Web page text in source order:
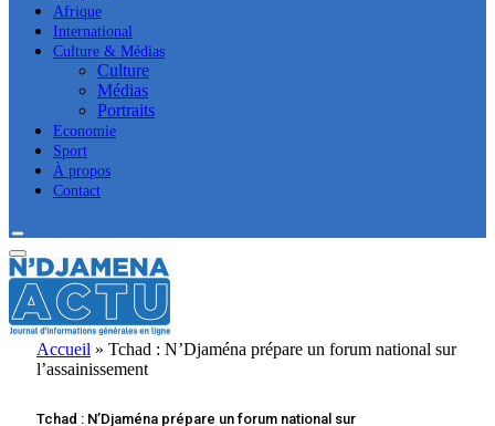
Afrique
International
Culture & Médias
Culture
Médias
Portraits
Economie
Sport
À propos
Contact
Accueil » Tchad : N’Djaména prépare un forum national sur
l’assainissement
Tchad : N’Djaména prépare un forum national sur